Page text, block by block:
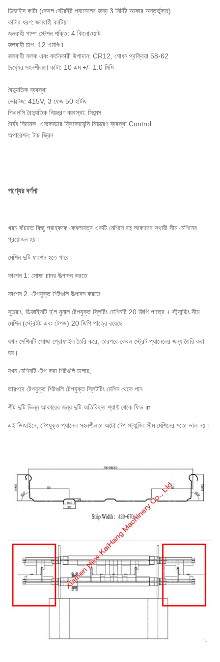
ডিভাইস কাটা (কেবল স্ট্রেইট প্যানেলের জন্য 3 নির্দিষ্ট আকার অন্তর্ভুক্ত)
কাটার ধরণ: জলবাহী কাটিয়া
জলবাহী পাম্প স্টেশন শক্তি: 4 কিলোওয়াট
জলবাহী চাপ: 12 এমপিএ
জলবাহী ফলক এবং কর্তনকারী উপাদান: CR12, শোধন প্রক্রিয়া 58-62
দৈর্ঘ্যের সহনশীলতা কাটা: 10 এম +/- 1.0 মিমি
বৈদ্যুতিক ব্যবস্থা
ভোল্টেজ: 415V, 3 ফেজ 50 হার্টজ
পিএলসি বৈদ্যুতিক নিয়ন্ত্রণ ব্যবস্থা: সিমেন্স
দৈর্ঘ্য নিয়ামক: এনকোডার ফ্রিকোয়েন্সি নিয়ন্ত্রণ ব্যবস্থা Control
অপারেশন: টাচ স্ক্রিন
পণ্যের বর্ণনা
খরচ বাঁচাতে কিছু গ্রাহককে কেবলমাত্র একটি মেশিনে বহু আকারের স্থায়ী সীম মেশিনের
প্রয়োজন হয়।
মেশিন দুটি ফাংশন হতে পারে
ফাংশন 1: সোজা চাদর উত্পাদন করতে
ফাংশন 2: টেপযুক্ত শিটগুলি উত্পাদন করতে
সুতরাং, ডিজাইনটি হ'ল মুনাল টেপযুক্ত স্লিটিং মেশিনটি 20 জিপি পাত্রে + স্ট্যান্ডিং সীম
মেশিন (স্ট্রেইট এবং টেপড) 20 জিপি পাত্রে রয়েছে
যখন মেশিনটি সোজা প্রোফাইল তৈরি করে, তারপরে কেবল স্ট্রেট প্যানেলের জন্য তৈরি করা
হয়।
যখন মেশিনটি টেপ করা শিটগুলি চালায়,
তারপরে টেপযুক্ত শিটগুলি টেপযুক্ত স্লিটটিং মেশিন থেকে পান
শীট দুটি ভিন্ন আকারের জন্য দুটি অতিরিক্ত শ্যাফ্ট থেকে ফিড in
এই ডিজাইনে, টেপযুক্ত প্যানেল সহনশীলতা অটো টেপ স্ট্যান্ডিং সীম মেশিনের মতো ভাল নয়।